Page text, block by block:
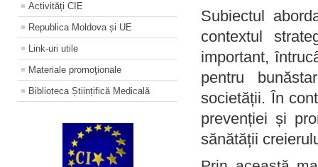
Activități CIE
Republica Moldova și UE
Link-uri utile
Materiale promoţionale
Biblioteca Științifică Medicală
Subiectul
contextul
important,
pentru
societății. În
prevenției și
sănătății